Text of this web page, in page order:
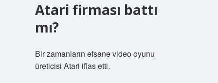
Atari firması battı
mı?
Bir zamanların efsane video oyunu
üreticisi Atari iflas etti.